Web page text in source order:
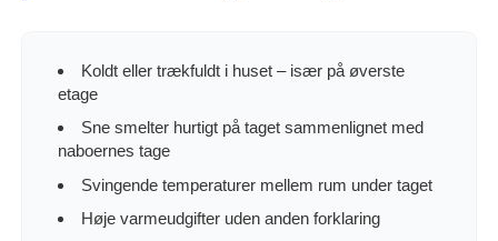
Koldt eller trækfuldt i huset – især på øverste
etage
Sne smelter hurtigt på taget sammenlignet med
naboernes tage
Svingende temperaturer mellem rum under taget
Høje varmeudgifter uden anden forklaring